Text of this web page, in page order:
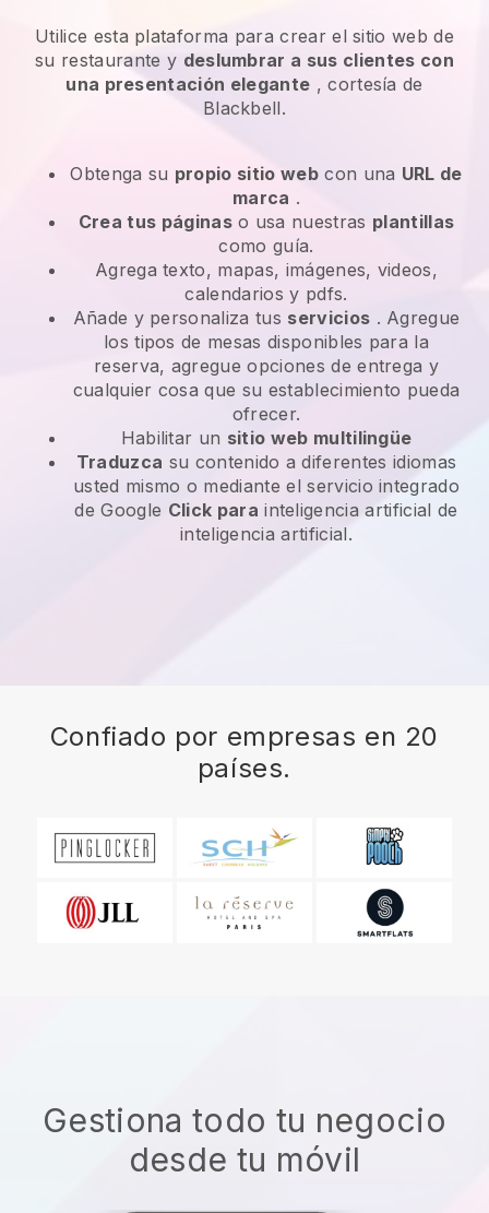
Utilice esta plataforma para crear el sitio web de
su restaurante y deslumbrar a sus clientes con
una presentación elegante , cortesía de
Blackbell.
Obtenga su propio sitio webcon una URL de
marca .
Crea tus páginaso usa nuestras plantillas
como guía.
Agrega texto, mapas, imágenes, videos,
calendarios y pdfs.
Añade y personaliza tus servicios . Agregue
los tipos de mesas disponibles para la
reserva, agregue opciones de entrega y
cualquier cosa que su establecimiento pueda
ofrecer.
Habilitar un sitio web multilingüe
Traduzca su contenido a diferentes idiomas
usted mismo o mediante el servicio integrado
de Google Click para inteligencia artificial de
inteligencia artificial.
Confiado por empresas en 20
países.
Gestiona todo tu negocio
desde tu móvil